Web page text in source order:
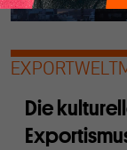
Die